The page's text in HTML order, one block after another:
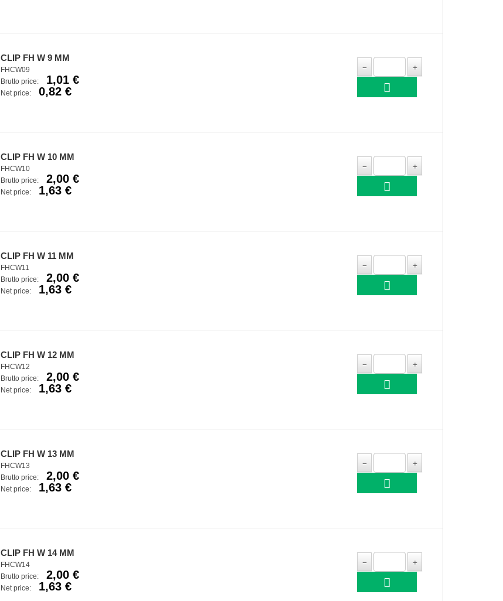
CLIP FH W 9 MM
FHCW09
Brutto price:
1,01 €
Net price: 0,82 €
CLIP FH W 10 MM
FHCW10
Brutto price:
2,00 €
Net price: 1,63 €
CLIP FH W 11 MM
FHCW11
Brutto price:
2,00 €
Net price: 1,63 €
CLIP FH W 12 MM
FHCW12
Brutto price:
2,00 €
Net price: 1,63 €
CLIP FH W 13 MM
FHCW13
Brutto price:
2,00 €
Net price: 1,63 €
CLIP FH W 14 MM
FHCW14
Brutto price:
2,00 €
Net price: 1,63 €